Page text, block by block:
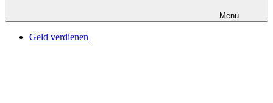
Menü
Geld verdienen